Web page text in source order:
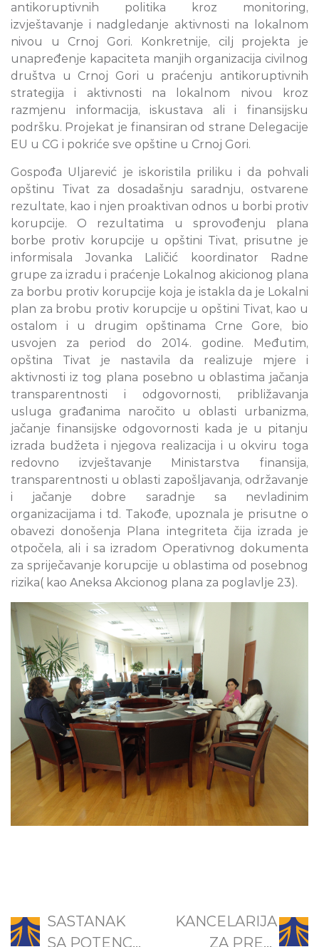
antikoruptivnih politika kroz monitoring,
izvještavanje i nadgledanje aktivnosti na lokalnom
nivou u Crnoj Gori. Konkretnije, cilj projekta je
unapređenje kapaciteta manjih organizacija civilnog
društva u Crnoj Gori u praćenju antikoruptivnih
strategija i aktivnosti na lokalnom nivou kroz
razmjenu informacija, iskustava ali i finansijsku
podršku. Projekat je finansiran od strane Delegacije
EU u CG i pokriće sve opštine u Crnoj Gori.
Gospođa Uljarević je iskoristila priliku i da pohvali
opštinu Tivat za dosadašnju saradnju, ostvarene
rezultate, kao i njen proaktivan odnos u borbi protiv
korupcije. O rezultatima u sprovođenju plana
borbe protiv korupcije u opštini Tivat, prisutne je
informisala Jovanka Laličić koordinator Radne
grupe za izradu i praćenje Lokalnog akicionog plana
za borbu protiv korupcije koja je istakla da je Lokalni
plan za brobu protiv korupcije u opštini Tivat, kao u
ostalom i u drugim opštinama Crne Gore, bio
usvojen za period do 2014. godine. Međutim,
opština Tivat je nastavila da realizuje mjere i
aktivnosti iz tog plana posebno u oblastima jačanja
transparentnosti i odgovornosti, približavanja
usluga građanima naročito u oblasti urbanizma,
jačanje finansijske odgovornosti kada je u pitanju
izrada budžeta i njegova realizacija i u okviru toga
redovno izvještavanje Ministarstva finansija,
transparentnosti u oblasti zapošljavanja, održavanje
i jačanje dobre saradnje sa nevladinim
organizacijama i td. Takođe, upoznala je prisutne o
obavezi donošenja Plana integriteta čija izrada je
otpočela, ali i sa izradom Operativnog dokumenta
za spriječavanje korupcije u oblastima od posebnog
rizika( kao Aneksa Akcionog plana za poglavlje 23).
SASTANAK
SA POTENC...
KANCELARIJA
ZA PRE...